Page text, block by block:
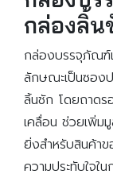
กล่องลิ้น
กล่องบรรจุภัณฑ์
ลักษณะเป็นซอง
ลิ้นชัก โดยถาดร
เคลื่อน ช่วยเพิ่มมู
ยิ่งสำหรับสินค้า
ความประทับใจใ